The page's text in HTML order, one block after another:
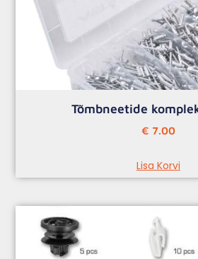
Tõmbneetide
€ 7.00
Lisa Korvi